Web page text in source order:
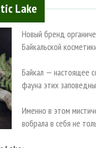
Lake
Новый бренд
Байкальской
Байкал — настоящее
фауна этих
Именно в этом
вобрала в себя не